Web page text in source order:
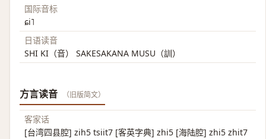
国际音标
ɕi˥
日语读音
SHI KI（音） SAKESAKANA MUSU（訓）
方言读音 （旧版简文）
客家话
[台湾四县腔] zih5 tsiit7 [客英字典] zhi5 [海陆腔] zhi5 zhit7